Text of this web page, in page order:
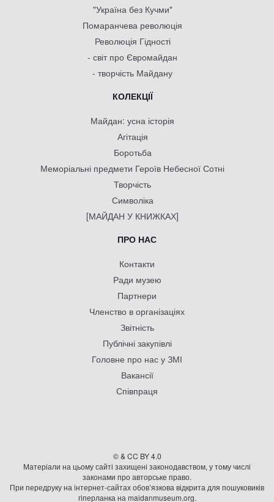
"Україна без Кучми"
Помаранчева революція
Революція Гідності
- світ про Євромайдан
- творчість Майдану
КОЛЕКЦІЇ
Майдан: усна історія
Агітація
Боротьба
Меморіальні предмети Героїв Небесної Сотні
Творчість
Символіка
[МАЙДАН У КНИЖКАХ]
ПРО НАС
Контакти
Ради музею
Партнери
Членство в організаціях
Звітність
Публічні закупівлі
Головне про нас у ЗМІ
Вакансії
Співпраця
© & CC BY 4.0
Матеріали на цьому сайті захищені законодавством, у тому числі
законами про авторське право.
При передруку на iнтернет-сайтах обов’язкова відкрита для пошуковиків
гiперланка на maidanmuseum.org.